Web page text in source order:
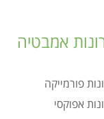
אמבטיה
פורמייקה
אפוקסי